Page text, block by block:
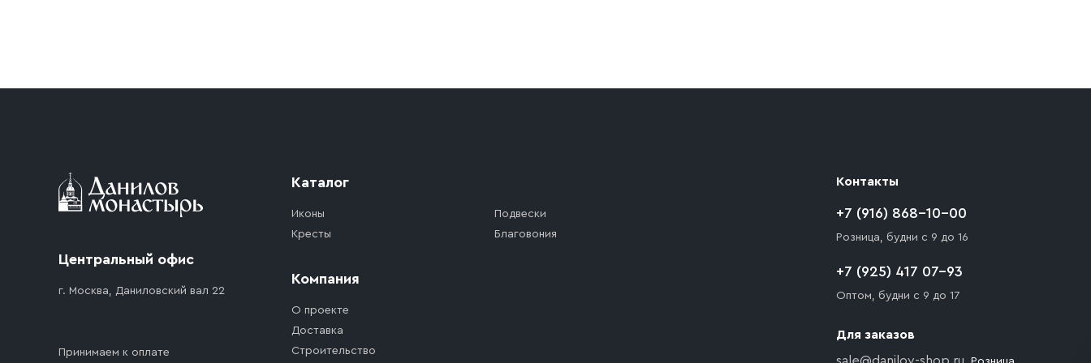
доставка осуществляется до ближайшего места, которое максимально близко к месту запланированной разгрузки товара и не нарушает правила
Центральный офис
г. Москва, Даниловский вал 22
Принимаем к оплате
Каталог
Иконы
Кресты
Подвески
Благовония
Компания
О проекте
Доставка
Строительство
Контакты
+7 (916) 868-10-00
Розница, будни с 9 до 16
+7 (925) 417 07-93
Оптом, будни с 9 до 17
Для заказов